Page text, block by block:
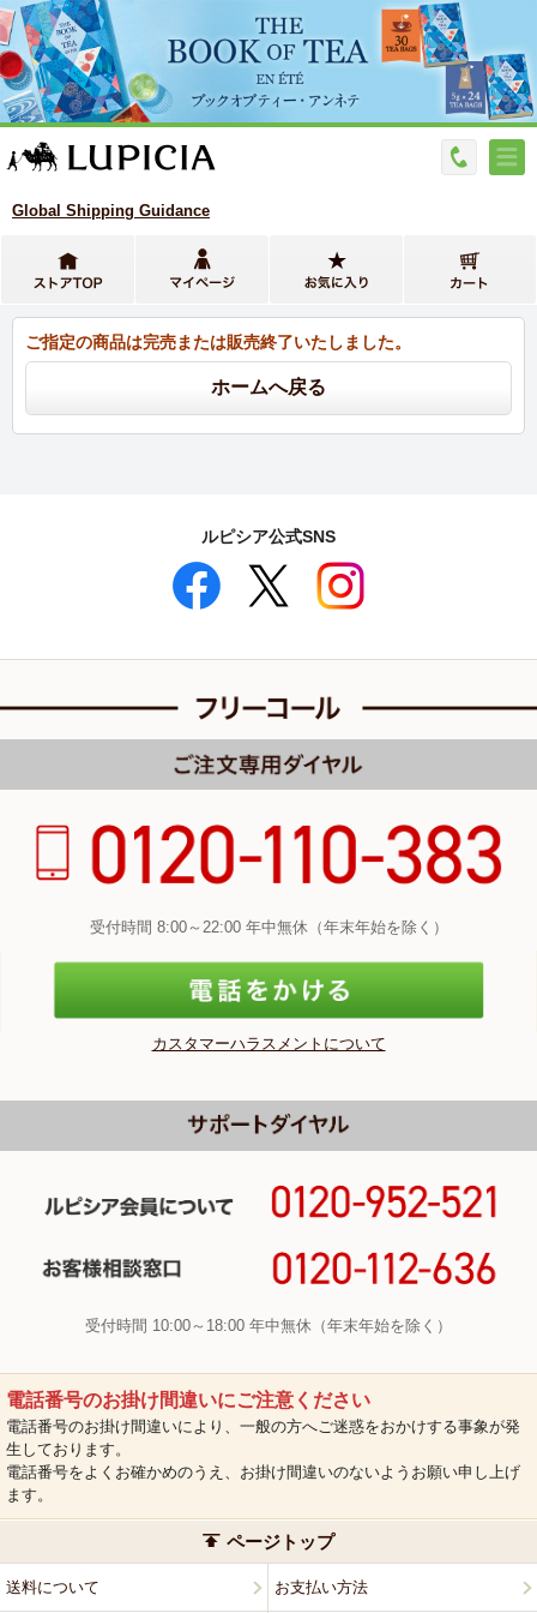
Global Shipping Guidance
ご指定の商品は完売または販売終了いたしました。
ルピシア公式SNS
受付時間 8:00～22:00 年中無休（年末年始を除く）
カスタマーハラスメントについて
受付時間 10:00～18:00 年中無休（年末年始を除く）
電話番号のお掛け間違いにご注意ください
電話番号のお掛け間違いにより、一般の方へご迷惑をおかけする事象が発
生しております。
電話番号をよくお確かめのうえ、お掛け間違いのないようお願い申し上げ
ます。
ページトップ
送料について お支払い方法